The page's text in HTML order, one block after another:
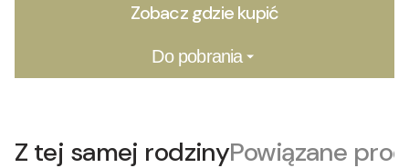
Zobacz gdzie kupić
Do pobrania
Z tej samej rodzinyPowiązane